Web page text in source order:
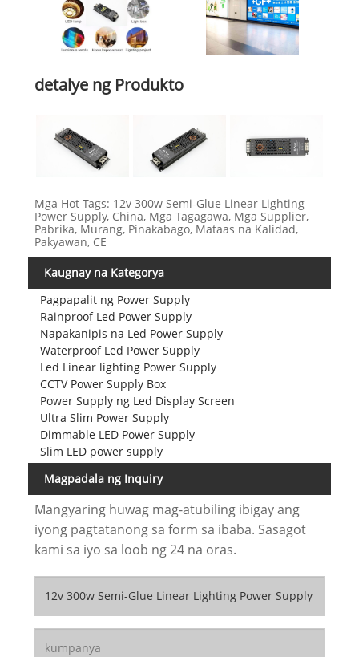
detalye ng Produkto
Mga Hot Tags: 12v 300w Semi-Glue Linear Lighting
Power Supply, China, Mga Tagagawa, Mga Supplier,
Pabrika, Murang, Pinakabago, Mataas na Kalidad,
Pakyawan, CE
Kaugnay na Kategorya
Pagpapalit ng Power Supply
Rainproof Led Power Supply
Napakanipis na Led Power Supply
Waterproof Led Power Supply
Led Linear lighting Power Supply
CCTV Power Supply Box
Power Supply ng Led Display Screen
Ultra Slim Power Supply
Dimmable LED Power Supply
Slim LED power supply
Magpadala ng Inquiry
Mangyaring huwag mag-atubiling ibigay ang
iyong pagtatanong sa form sa ibaba. Sasagot
kami sa iyo sa loob ng 24 na oras.